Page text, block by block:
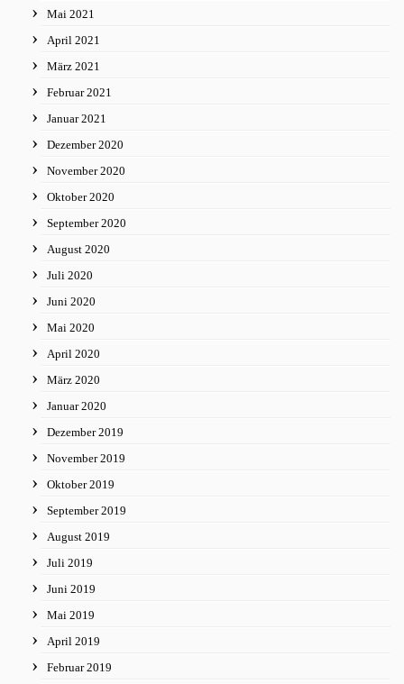
Mai 2021
April 2021
März 2021
Februar 2021
Januar 2021
Dezember 2020
November 2020
Oktober 2020
September 2020
August 2020
Juli 2020
Juni 2020
Mai 2020
April 2020
März 2020
Januar 2020
Dezember 2019
November 2019
Oktober 2019
September 2019
August 2019
Juli 2019
Juni 2019
Mai 2019
April 2019
Februar 2019